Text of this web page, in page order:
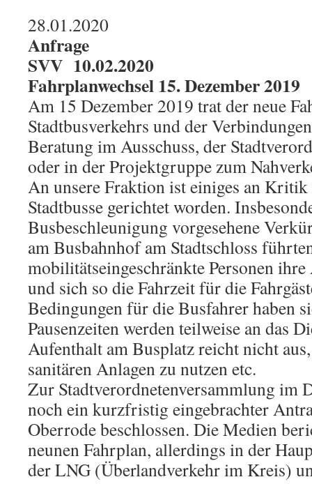
28.01.2020
Anfrage
SVV 10.02.2020
Fahrplanwechsel 15. Dezember 2019
Am 15 Dezember 2019 trat der neue
Stadtbusverkehrs und der
Beratung im Ausschuss, der
oder in der Projektgruppe zum
An unsere Fraktion ist einiges an Kritik
Stadtbusse gerichtet worden.
Busbeschleunigung vorgesehene
am Busbahnhof am Stadtschloss
mobilitätseingeschränkte Personen ihre
und sich so die Fahrzeit für die
Bedingungen für die Busfahrer haben
Pausenzeiten werden teilweise an das
Aufenthalt am Busplatz reicht nicht
sanitären Anlagen zu nutzen etc.
Zur Stadtverordnetenversammlung im
noch ein kurzfristig eingebrachter
Oberrode beschlossen. Die Medien
neunen Fahrplan, allerdings in der
der LNG (Überlandverkehr im Kreis)